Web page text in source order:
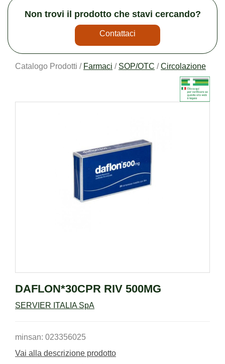
Non trovi il prodotto che stavi cercando?
Contattaci
Catalogo Prodotti / Farmaci / SOP/OTC /Circolazione
DAFLON*30CPR RIV 500MG
SERVIER ITALIA SpA
minsan: 023356025
Vai alla descrizione prodotto